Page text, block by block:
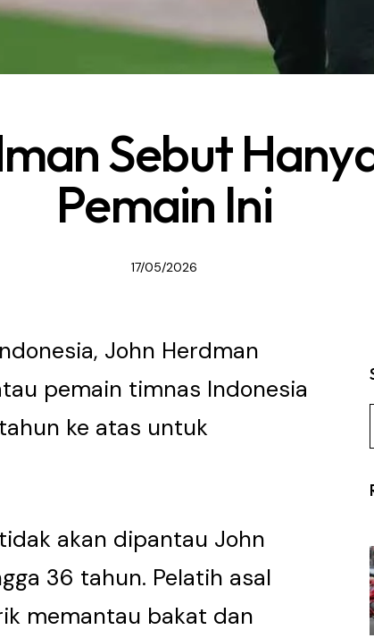
Sebut
Pemain Ini
17/05/2026
John Herdman
pemain timnas Indonesia
ke atas untuk
akan dipantau John
36 tahun. Pelatih asal
memantau bakat dan